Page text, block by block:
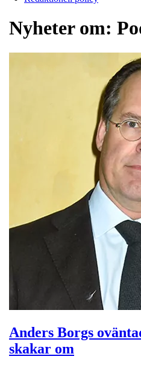
Nyheter om:
Anders Borgs
skakar om